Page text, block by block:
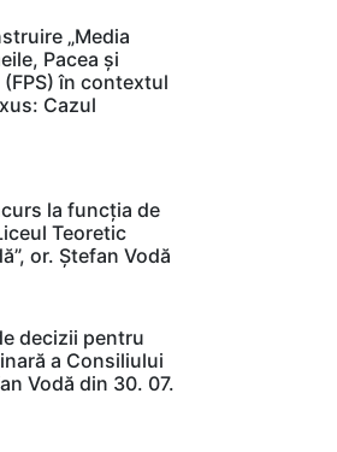
„Media
Pacea și
în contextul
Cazul
la funcția de
Teoretic
or. Ștefan Vodă
decizii pentru
a Consiliului
Vodă din 30. 07.